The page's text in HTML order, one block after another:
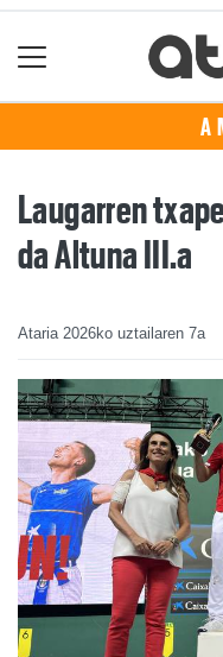
Laugarren
da Altuna III.a
Ataria 2026ko uztailaren 7a